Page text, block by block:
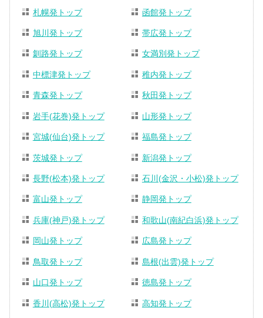
札幌発トップ 函館発トップ
旭川発トップ 帯広発トップ
釧路発トップ 女満別発トップ
中標津発トップ 稚内発トップ
青森発トップ 秋田発トップ
岩手(花巻)発トップ 山形発トップ
宮城(仙台)発トップ 福島発トップ
茨城発トップ 新潟発トップ
長野(松本)発トップ 石川(金沢・小松)発トップ
富山発トップ 静岡発トップ
兵庫(神戸)発トップ 和歌山(南紀白浜)発トップ
岡山発トップ 広島発トップ
鳥取発トップ 島根(出雲)発トップ
山口発トップ 徳島発トップ
香川(高松)発トップ 高知発トップ